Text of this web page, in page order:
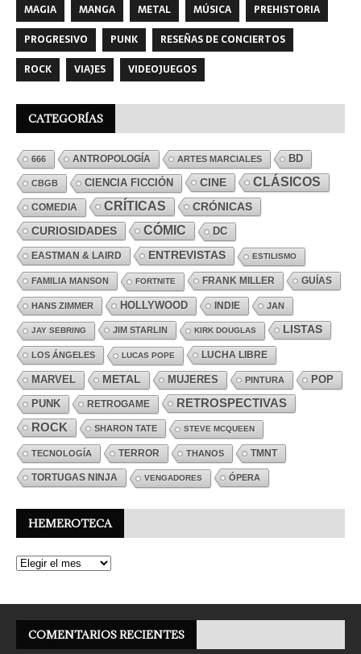
MAGIA
MANGA METAL MÚSICA
PREHISTORIA
PROGRESIVO
PUNK
RESEÑAS DE CONCIERTOS
ROCK
VIAJES VIDEOJUEGOS
CATEGORÍAS
666 ANTROPOLOGÍA ARTES MARCIALES BD
CBGB CIENCIA FICCIÓN CINE CLÁSICOS
COMEDIA CRÍTICAS
CRÓNICAS
CURIOSIDADES
CÓMIC DC
EASTMAN & LAIRD ENTREVISTAS ESTILISMO
FAMILIA MANSON FORTNITE FRANK MILLER GUÍAS
HANS ZIMMER HOLLYWOOD INDIE JAN
JAY SEBRING JIM STARLIN KIRK DOUGLAS LISTAS
LOS ÁNGELES LUCAS POPE LUCHA LIBRE
MARVEL METAL MUJERES PINTURA POP
PUNK RETROGAME RETROSPECTIVAS
ROCK SHARON TATE STEVE MCQUEEN
TECNOLOGÍA TERROR THANOS TMNT
TORTUGAS NINJA VENGADORES ÓPERA
HEMEROTECA
COMENTARIOS RECIENTES